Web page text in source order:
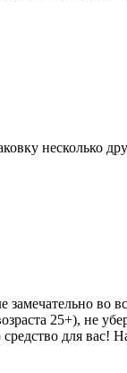
несколько
замечательно во
25+), не
для вас!